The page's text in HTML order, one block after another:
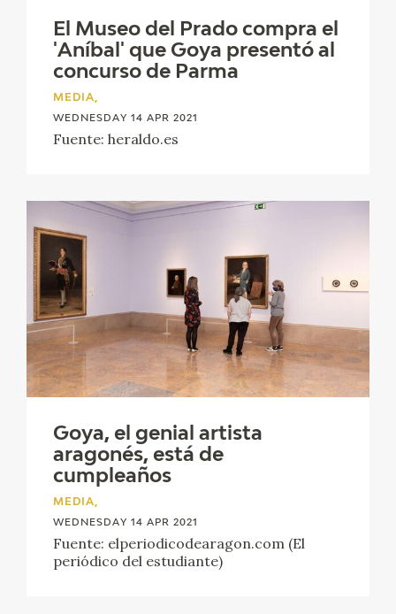
El Museo del Prado compra el
'Aníbal' que Goya presentó al
concurso de Parma
MEDIA,
WEDNESDAY 14 APR 2021
Fuente: heraldo.es
Goya, el genial artista
aragonés, está de
cumpleaños
MEDIA,
WEDNESDAY 14 APR 2021
Fuente: elperiodicodearagon.com (El
periódico del estudiante)